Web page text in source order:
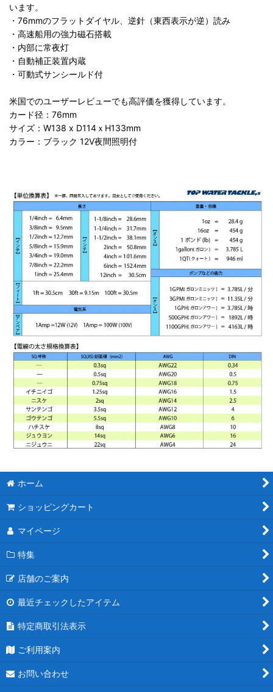
います。
・76mmのフラットダイヤル、逆針（東西表示が逆）読み
・高速船用の強力磁石搭載
・内部に常夜灯
・自動補正装置内蔵
・可動式サンシールド付
米国でのユーザーレビューでも高評価を獲得しています。
カード径：76mm
サイズ：W138 x D114ｘH133mm
カラー：ブラック 12V夜間照明付
ホーム
ショッピングカート
マイページ
特集
店舗のご案内
最近チェックしたアイテム
特定商取引法表示
ご利用案内
お問い合わせ